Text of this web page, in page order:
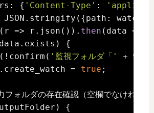
{
'Content-Type' :
JSON.stringify({path:
(r => r.json()). then (data => {
{
'監視フォルダ「'
+
=
true ;
ォルダの存在確認（空欄でなければ）
{